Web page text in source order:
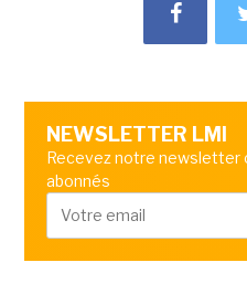
NEWSLETTER LMI
Recevez notre
abonnés